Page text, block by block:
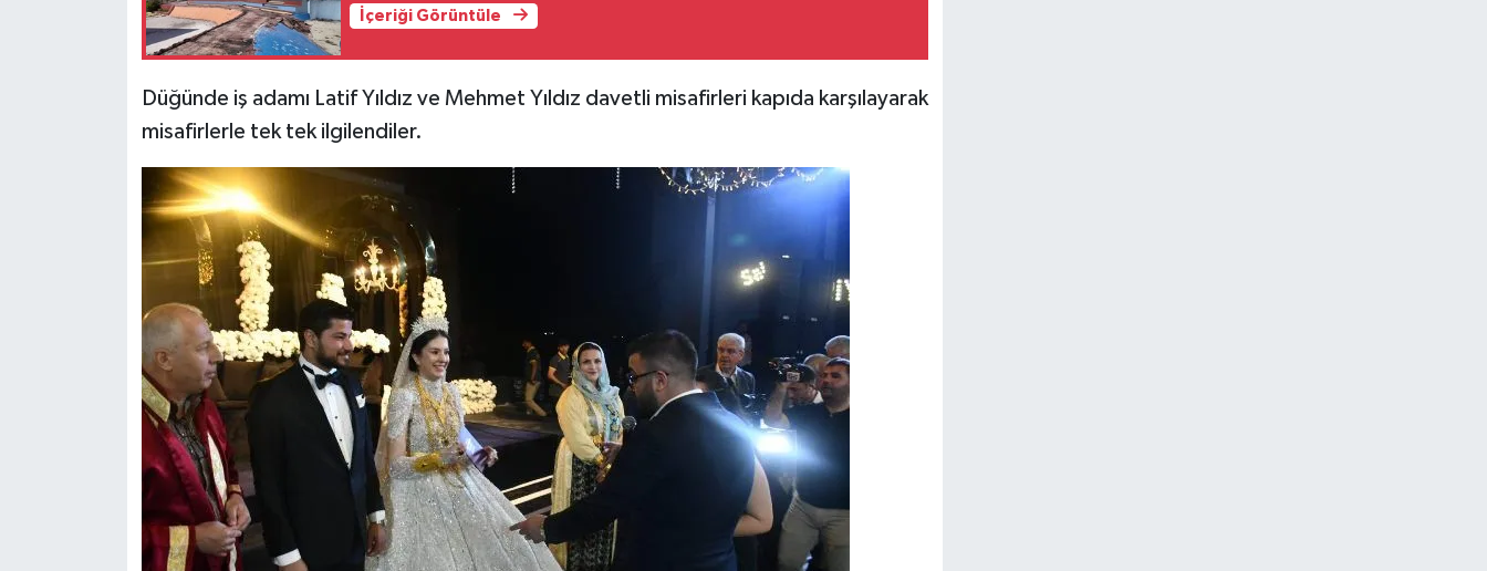
İçeriği Görüntüle
Düğünde iş adamı Latif Yıldız ve Mehmet Yıldız davetli misafirleri kapıda karşılayarak
misafirlerle tek tek ilgilendiler.